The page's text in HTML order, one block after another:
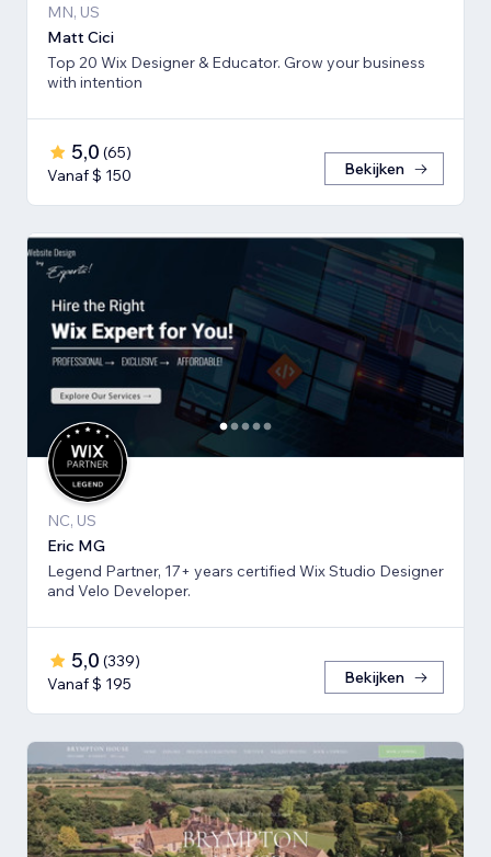
MN, US
Matt Cici
Top 20 Wix Designer & Educator. Grow your business
with intention
5,0 (65)
Vanaf $ 150
Bekijken
NC, US
Eric MG
Legend Partner, 17+ years certified Wix Studio Designer
and Velo Developer.
5,0 (339)
Vanaf $ 195
Bekijken